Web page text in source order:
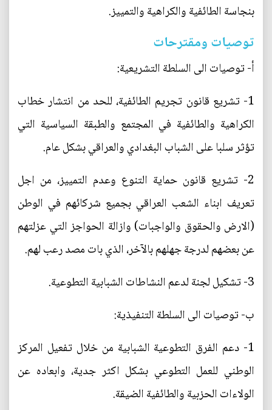
بنجاسة الطائفية والكراهية والتمييز.
توصيات ومقترحات
أ‌- توصيات الى السلطة التشريعية:
1- تشريع قانون تجريم الطائفية، للحد من انتشار خطاب
الكراهية والطائفية في المجتمع والطبقة السياسية التي
تؤثر سلبا على الشباب البغدادي والعراقي بشكل عام.
2- تشريع قانون حماية التنوع وعدم التمييز، من اجل
تعريف ابناء الشعب العراقي بجميع شركائهم في الوطن
(الارض والحقوق والواجبات) وازالة الحواجز التي عزلتهم
عن بعضهم لدرجة جهلهم بالآخر، الذي بات مصد رعب لهم.
3- تشكيل لجنة لدعم النشاطات الشبابية التطوعية.
ب‌- توصيات الى السلطة التنفيذية:
1- دعم الفرق التطوعية الشبابية من خلال تفعيل المركز
الوطني للعمل التطوعي بشكل اكثر جدية، وابعاده عن
الولاءات الحزبية والطائفية الضيقة.